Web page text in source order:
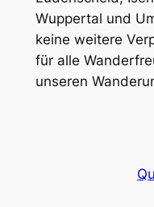
Wuppertal und
keine weitere
für alle
unseren